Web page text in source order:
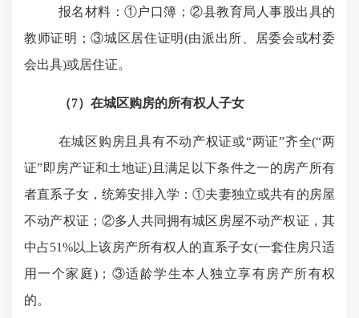
报名材料 ： ①户口簿；②县教育局人事股出具的
教师证明；③城区居住证明(由派出所、居委会或村委
会出具)或居住证。
（7）在城区购房的所有权人子女
在城区购房且具有不动产权证或“两证”齐全(“两
证”即房产证和土地证) 且满足以下条件之一的房产所有
者直系子女，统筹安排入学：①夫妻独立或共有的房屋
不动产权证；②多人共同拥有城区房屋不动产权证，其
中占51%以上该房产所有权人的直系子女(一套住房只适
用一个家庭) ；③适龄学生本人独立享有房产所有权
的。